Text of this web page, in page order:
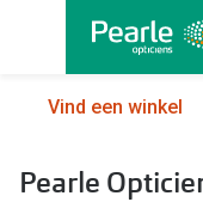
Alle brillen
Herenbrillen
Vind een winkel
Pearle